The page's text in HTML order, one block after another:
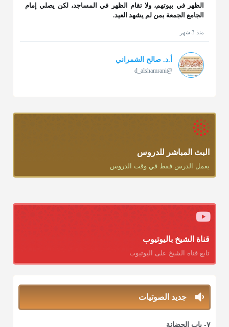
الظهر في بيوتهم، ولا تقام الظهر في المساجد، لكن يصلي إمام
الجامع الجمعة بمن لم يشهد العيد.
منذ 3 شهر
أ.د. صالح الشمراني
@d_alshamrani
دعاء ختم القرآن في الصلاة أقرب إلى البدعة
منذ 3 شهر
أ.د. صالح الشمراني
ومن المعاصرين أنكره الشيخ بكر أبو زيد وابن عثيمين، وحسبك
بقول الإمام مالك رحمه الله :"ما سمعتُ أنه يدعو عند ختم القرآن
وما هو من عمل الناس"
أ.د. صالح الشمراني
@d_alshamrani
البث المباشر للدروس
يعمل الدرس فقط في وقت الدروس
قناة الشيخ باليوتيوب
تابع قناة الشيخ على اليوتيوب
جديد الصوتيات
٧- باب الحضانة